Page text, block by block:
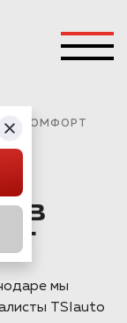
КОМФОРТ
В
мы
TSIauto